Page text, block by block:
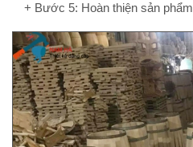
+ Bước 5: Hoàn thiện sản phẩm